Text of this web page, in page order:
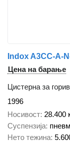
Indox A3CC-A-
Цена на барање
Цистерна за
1996
Носивост 28.400
Суспензија
Нето тежина